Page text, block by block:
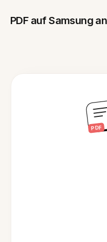
PDF auf Samsung